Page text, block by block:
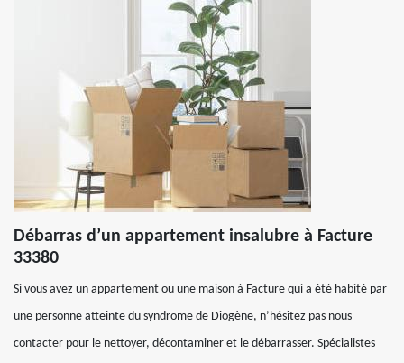
Débarras d’un appartement insalubre à Facture
33380
Si vous avez un appartement ou une maison à Facture qui a été habité par
une personne atteinte du syndrome de Diogène, n’hésitez pas nous
contacter pour le nettoyer, décontaminer et le débarrasser. Spécialistes